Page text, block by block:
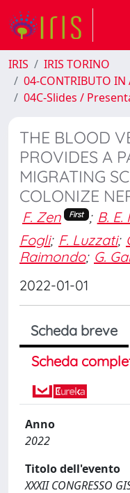
IRIS
IRIS TORINO
04-CONTRIBUTO IN
04C-Slides /
THE BLOOD
PROVIDES A
MIGRATING
COLONIZE
F. Zen First ; B.
Fogli; F. Luzzati;
Raimondo; G.
2022-01-01
Scheda breve
Scheda
Anno
2022
Titolo dell'evento
XXXII CONGRESSO